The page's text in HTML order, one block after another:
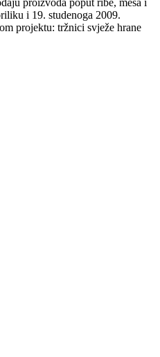
proizvoda poput ribe, mesa i
i 19. studenoga 2009.
projektu: tržnici svježe hrane